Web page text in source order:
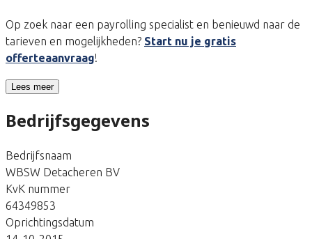
Op zoek naar een payrolling specialist en benieuwd naar de
tarieven en mogelijkheden? Start nu je gratis
offerteaanvraag!
Lees meer
Bedrijfsgegevens
Bedrijfsnaam
WBSW Detacheren BV
KvK nummer
64349853
Oprichtingsdatum